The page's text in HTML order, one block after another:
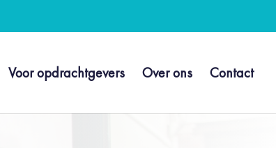
Voor opdrachtgevers Over ons Contact